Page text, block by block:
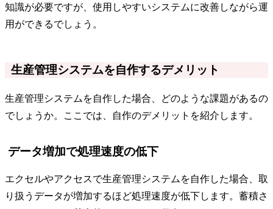
知識が必要ですが、使用しやすいシステムに改善しながら運
用ができるでしょう。
生産管理システムを自作するデメリット
生産管理システムを自作した場合、どのような課題があるの
でしょうか。ここでは、自作のデメリットを紹介します。
データ増加で処理速度の低下
エクセルやアクセスで生産管理システムを自作した場合、取
り扱うデータが増加するほど処理速度が低下します。蓄積さ